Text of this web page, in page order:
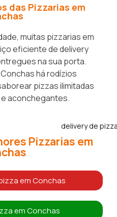
das Pizzarias em
muitas pizzarias em
eficiente de delivery
na sua porta.
há rodízios
pizzas ilimitadas
aconchegantes.
Pizzarias em
em Conchas
em Conchas